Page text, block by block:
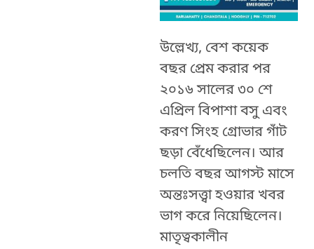
উল্লেখ্য, বেশ কয়েক
বছর প্রেম করার পর
২০১৬ সালের ৩০ শে
এপ্রিল বিপাশা বসু এবং
করণ সিংহ গ্রোভার গাঁট
ছড়া বেঁধেছিলেন। আর
চলতি বছর আগস্ট মাসে
অন্তঃসত্ত্বা হওয়ার খবর
ভাগ করে নিয়েছিলেন।
মাতৃত্বকালীন